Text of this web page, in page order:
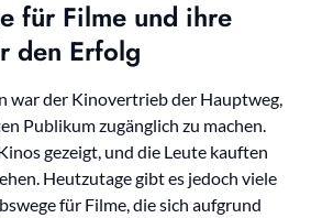
für Filme und ihre
den Erfolg
war der Kinovertrieb der Hauptweg,
Publikum zugänglich zu machen.
gezeigt, und die Leute kauften
Heutzutage gibt es jedoch viele
für Filme, die sich aufgrund